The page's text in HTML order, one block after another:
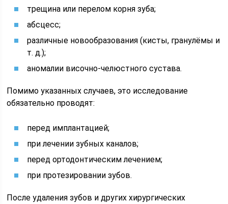
трещина или перелом корня зуба;
абсцесс;
различные новообразования (кисты, гранулёмы и
т. д.);
аномалии височно-челюстного сустава.
Помимо указанных случаев, это исследование
обязательно проводят:
перед имплантацией;
при лечении зубных каналов;
перед ортодонтическим лечением;
при протезировании зубов.
После удаления зубов и других хирургических